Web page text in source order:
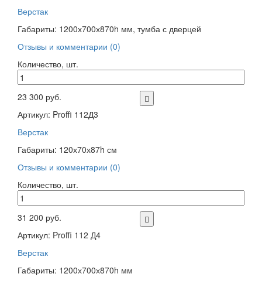
Верстак
Габариты: 1200х700х870h мм, тумба с дверцей
Отзывы и комментарии (0)
Количество, шт.
23 300 руб.
Артикул: Proffi 112Д3
Верстак
Габариты: 120х70х87h см
Отзывы и комментарии (0)
Количество, шт.
31 200 руб.
Артикул: Proffi 112 Д4
Верстак
Габариты: 1200х700х870h мм